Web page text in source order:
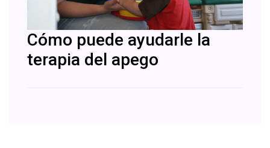
Cómo puede ayudarle la
terapia del apego